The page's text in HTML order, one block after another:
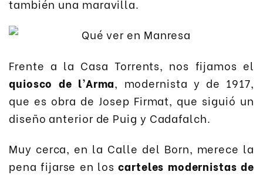
también una maravilla.
Frente a la Casa Torrents, nos fijamos el
quiosco de l’Arma, modernista y de 1917,
que es obra de Josep Firmat, que siguió un
diseño anterior de Puig y Cadafalch.
Muy cerca, en la Calle del Born, merece la
pena fijarse en loscarteles modernistas de